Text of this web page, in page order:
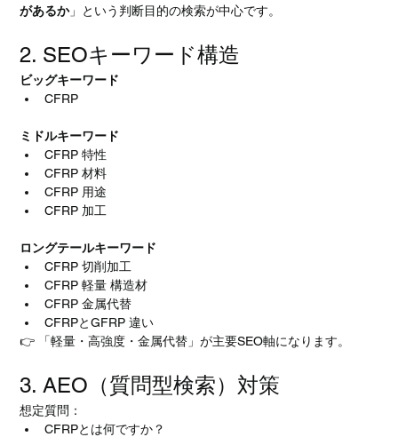
があるか」という判断目的の検索が中心です。
2. SEOキーワード構造
ビッグキーワード
CFRP
ミドルキーワード
CFRP 特性
CFRP 材料
CFRP 用途
CFRP 加工
ロングテールキーワード
CFRP 切削加工
CFRP 軽量 構造材
CFRP 金属代替
CFRPとGFRP 違い
👉 「軽量・高強度・金属代替」が主要SEO軸になります。
3. AEO（質問型検索）対策
想定質問：
CFRPとは何ですか？